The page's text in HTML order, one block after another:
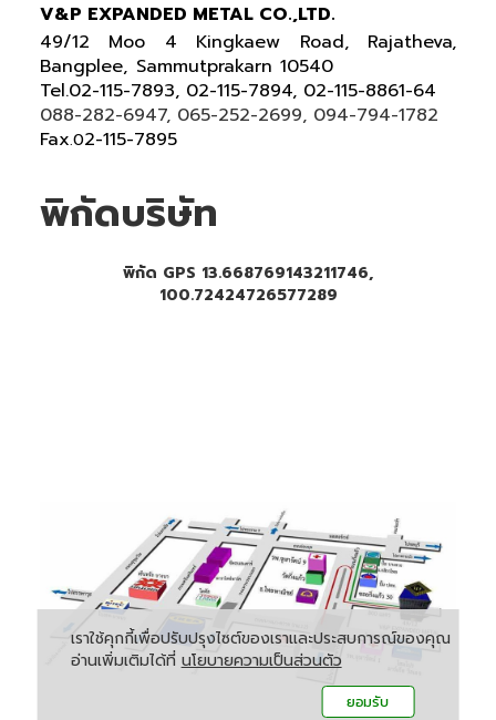
V&P EXPANDED METAL CO.,LTD.
49/12 Moo 4 Kingkaew Road, Rajatheva,
Bangplee, Sammutprakarn 10540
Tel.02-115-7893, 02-115-7894, 02-115-8861-64
088-282-6947, 065-252-2699, 094-794-1782
Fax.02-115-7895
พิกัดบริษัท
พิกัด GPS 13.668769143211746,
100.72424726577289
เราใช้คุกกี้เพื่อปรับปรุงไซต์ของเราและประสบการณ์ของคุณ
อ่านเพิ่มเติมได้ที่ นโยบายความเป็นส่วนตัว
ยอมรับ